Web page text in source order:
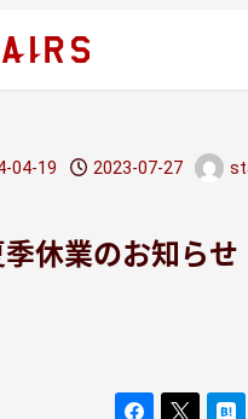
04-19
投稿日
2023-07-27
著
季休業のお知らせ